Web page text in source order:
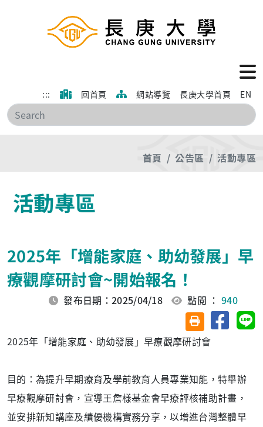
::: 回首頁 網站導覽 長庚大學首頁 EN
搜
首頁 公告區 活動專區
活動專區
2025年「增能家庭、助幼發展」早
療觀摩研討會~開始報名！
發布日期：2025/04/18 點閱 ：940
友善列印(另開視
分享至
2025年「增能家庭、助幼發展」早療觀摩研討會
目的：為提升早期療育及學前教育人員專業知能，特舉辦
早療觀摩研討會，宣導王詹樣基金會早療評核補助計畫，
並安排新知講座及績優機構實務分享，以增進台灣整體早